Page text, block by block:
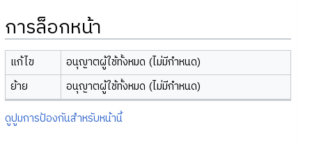
การล็อกหน้า
แก้ไข
อนุญาตผู้ใช้ทั้งหมด (ไม่มีกำหนด)
ย้าย
อนุญาตผู้ใช้ทั้งหมด (ไม่มีกำหนด)
ดูปูมการป้องกันสำหรับหน้านี้